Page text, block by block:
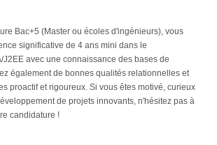
Bac+5 (Master ou écoles d'ingénieurs), vous
significative de 4 ans mini dans le
J2EE avec une connaissance des bases de
également de bonnes qualités relationnelles et
proactif et rigoureux. Si vous êtes motivé, curieux
de projets innovants, n'hésitez pas à
candidature !